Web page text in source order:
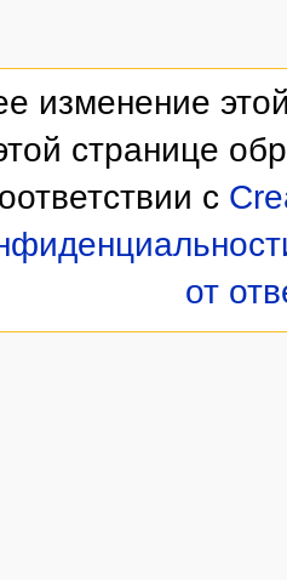
изменение
странице
с
от